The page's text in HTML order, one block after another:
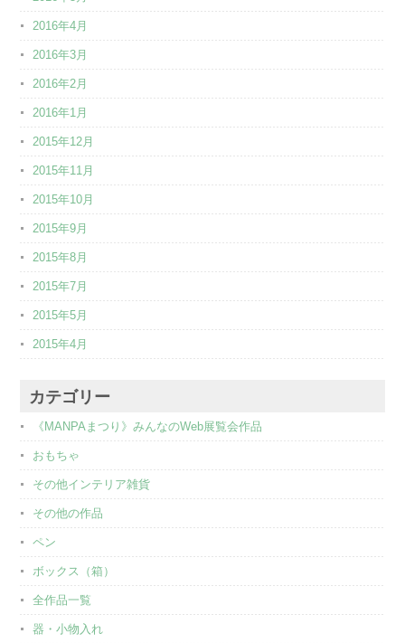
2016年4月
2016年3月
2016年2月
2016年1月
2015年12月
2015年11月
2015年10月
2015年9月
2015年8月
2015年7月
2015年5月
2015年4月
カテゴリー
《MANPAまつり》みんなのWeb展覧会作品
おもちゃ
その他インテリア雑貨
その他の作品
ペン
ボックス（箱）
全作品一覧
器・小物入れ